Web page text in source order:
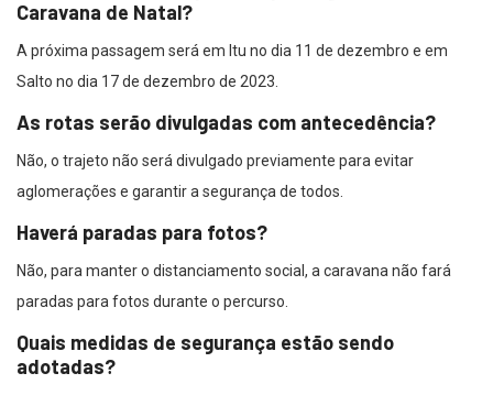
Caravana de Natal?
A próxima passagem será em Itu no dia 11 de dezembro e em
Salto no dia 17 de dezembro de 2023.
As rotas serão divulgadas com antecedência?
Não, o trajeto não será divulgado previamente para evitar
aglomerações e garantir a segurança de todos.
Haverá paradas para fotos?
Não, para manter o distanciamento social, a caravana não fará
paradas para fotos durante o percurso.
Quais medidas de segurança estão sendo
adotadas?